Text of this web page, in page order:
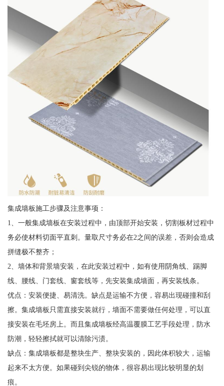
集成墙板施工步骤及注意事项：
1、一般集成墙板在安装过程中，由顶部开始安装，切割板材过程中
务必使材料切面平直刺。量取尺寸务必在2之间的误差，否则会造成
拼缝极不整齐；
2、墙体和背景墙安装，在此安装过程中，如有使用阴角线、踢脚
线、腰线、门套线、窗套线等，先安装集成墙面，再安装线条。
优点：安装便捷、易清洗。缺点是运输不方便，容易出现碰撞和刮
擦。集成墙板只需直接安装就行，墙面不需要做任何处理，可以直
接安装在毛坯房上。而且集成墙板经高温覆膜工艺手段处理，防水
防潮，轻轻擦拭就可以清除污渍。
缺点：集成墙板都是整块生产、整块安装的，因此体积较大，运输
起来不太方便。如果碰到尖锐的物体，很容易出现比较明显的划
痕。